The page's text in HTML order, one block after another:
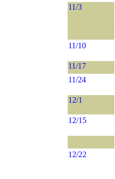
11/3
11/10
11/17
11/24
12/1
12/15
12/22